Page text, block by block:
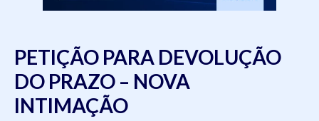
PETIÇÃO PARA DEVOLUÇÃO
DO PRAZO – NOVA
INTIMAÇÃO